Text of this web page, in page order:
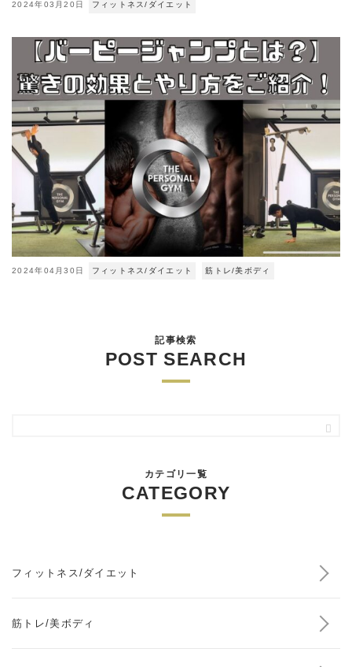
2024年03月20日 フィットネス/ダイエット
2024年04月30日 フィットネス/ダイエット 筋トレ/美ボディ
記事検索
POST SEARCH
カテゴリ一覧
CATEGORY
フィットネス/ダイエット
筋トレ/美ボディ